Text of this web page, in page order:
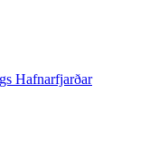
Hafnarfjarðar